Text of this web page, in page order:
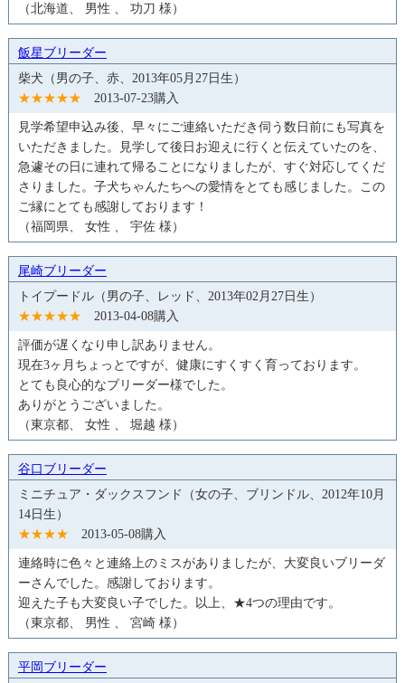
（北海道、 男性 、 功刀 様）
飯星ブリーダー
柴犬（男の子、赤、2013年05月27日生）
★★★★★ 2013-07-23購入
見学希望申込み後、早々にご連絡いただき伺う数日前にも写真を
いただきました。見学して後日お迎えに行くと伝えていたのを、
急遽その日に連れて帰ることになりましたが、すぐ対応してくだ
さりました。子犬ちゃんたちへの愛情をとても感じました。この
ご縁にとても感謝しております！
（福岡県、 女性 、 宇佐 様）
尾崎ブリーダー
トイプードル（男の子、レッド、2013年02月27日生）
★★★★★ 2013-04-08購入
評価が遅くなり申し訳ありません。
現在3ヶ月ちょっとですが、健康にすくすく育っております。
とても良心的なブリーダー様でした。
ありがとうございました。
（東京都、 女性 、 堀越 様）
谷口ブリーダー
ミニチュア・ダックスフンド（女の子、ブリンドル、2012年10月
14日生）
★★★★ 2013-05-08購入
連絡時に色々と連絡上のミスがありましたが、大変良いブリーダ
ーさんでした。感謝しております。
迎えた子も大変良い子でした。以上、★4つの理由です。
（東京都、 男性 、 宮崎 様）
平岡ブリーダー